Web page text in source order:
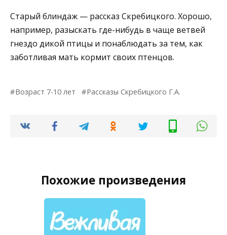
Старый блиндаж — рассказ Скребицкого. Хорошо,
например, разыскать где-нибудь в чаще ветвей
гнездо дикой птицы и понаблюдать за тем, как
заботливая мать кормит своих птенцов.
Возраст 7-10 лет Рассказы Скребицкого Г.А.
Похожие произведения